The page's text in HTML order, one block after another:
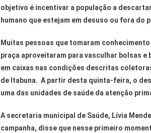
objetivo é incentivar a população a
humano que estejam em desuso ou fora do
Muitas pessoas que tomaram
praça aproveitaram para vasculhar bolsas
em caixas nas condições descritas
de Itabuna. A partir desta quinta-feira, o
uma das unidades de saúde da atenção
A secretaria municipal de Saúde, Lívia
campanha, disse que nesse primeiro